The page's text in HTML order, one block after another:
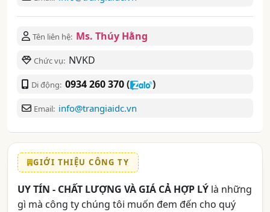
Tên liên hệ: Ms. Thúy Hằng
Chức vụ: NVKD
Di động: 0934 260 370( )
Email: info@trangiaidc.vn
GIỚI THIỆU CÔNG TY
UY TÍN - CHẤT LƯỢNG VÀ GIÁ CẢ HỢP LÝ là những
gì mà công ty chúng tôi muốn đem đến cho quý